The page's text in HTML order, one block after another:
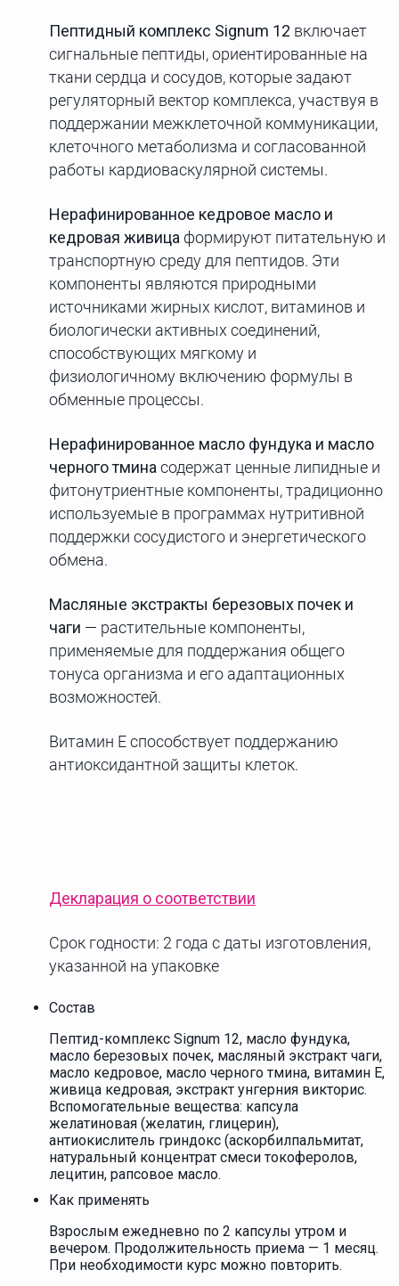
Пептидный комплекс Signum 12 включает
сигнальные пептиды, ориентированные на
ткани сердца и сосудов, которые задают
регуляторный вектор комплекса, участвуя в
поддержании межклеточной коммуникации,
клеточного метаболизма и согласованной
работы кардиоваскулярной системы.
Нерафинированное кедровое масло и
кедровая живица формируют питательную и
транспортную среду для пептидов. Эти
компоненты являются природными
источниками жирных кислот, витаминов и
биологически активных соединений,
способствующих мягкому и
физиологичному включению формулы в
обменные процессы.
Нерафинированное масло фундука и масло
черного тмина содержат ценные липидные и
фитонутриентные компоненты, традиционно
используемые в программах нутритивной
поддержки сосудистого и энергетического
обмена.
Масляные экстракты березовых почек и
чаги — растительные компоненты,
применяемые для поддержания общего
тонуса организма и его адаптационных
возможностей.
Витамин Е способствует поддержанию
антиоксидантной защиты клеток.
Декларация о соответствии
Срок годности: 2 года с даты изготовления,
указанной на упаковке
Состав
Пептид-комплекс Signum 12, масло фундука,
масло березовых почек, масляный экстракт чаги,
масло кедровое, масло черного тмина, витамин Е,
живица кедровая, экстракт унгерния викторис.
Вспомогательные вещества: капсула
желатиновая (желатин, глицерин),
антиокислитель гриндокс (аскорбилпальмитат,
натуральный концентрат смеси токоферолов,
лецитин, рапсовое масло.
Как применять
Взрослым ежедневно по 2 капсулы утром и
вечером. Продолжительность приема — 1 месяц.
При необходимости курс можно повторить.